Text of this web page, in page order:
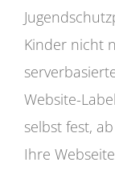
Kinder nicht
Website-
selbst fest,
Ihre